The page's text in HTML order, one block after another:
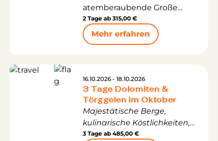
atemberaubende Große
Dolomitenrundfahrt mit
einem unvergesslichen Halt
bei den majestätischen Drei
2 Tage ab 315,00 €
Mehr erfahren
16.10.2026 - 18.10.2026
3 Tage Dolomiten &
Törggelen im Oktober
Majestätische Berge,
kulinarische Köstlichkeiten,
sonnenverwöhnte
3 Tage ab 485,00 €